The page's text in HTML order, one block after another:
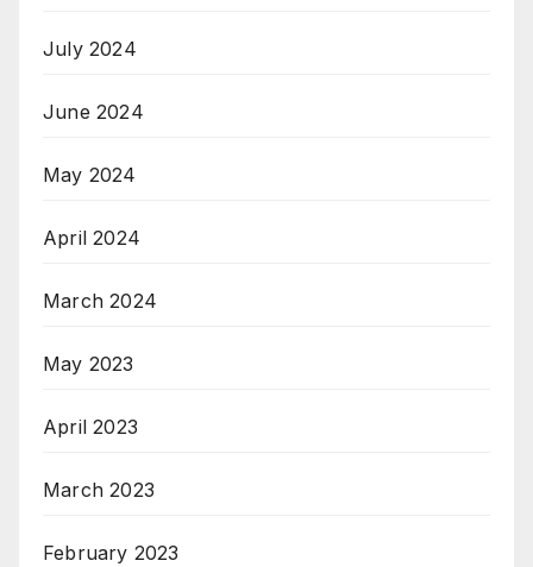
July 2024
June 2024
May 2024
April 2024
March 2024
May 2023
April 2023
March 2023
February 2023